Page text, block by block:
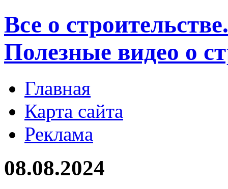
Все о
Полезные видео о
Главная
Карта сайта
Реклама
08.08.2024